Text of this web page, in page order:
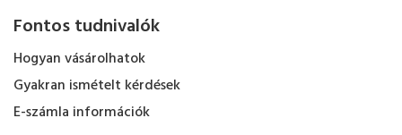
Fontos tudnivalók
Hogyan vásárolhatok
Gyakran ismételt kérdések
E-számla információk